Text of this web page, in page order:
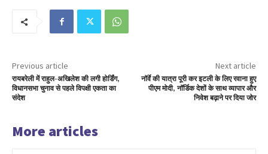
Previous article
रायबरेली में राहुल-अखिलेश की लगी होर्डिंग,
विधानसभा चुनाव से पहले विपक्षी एकता का
संदेश
Next article
नॉर्वे की यात्रा पूरी कर इटली के लिए रवाना हुए
पीएम मोदी, नॉर्डिक देशों के साथ व्यापार और
निवेश बढ़ाने पर दिया जोर
More articles